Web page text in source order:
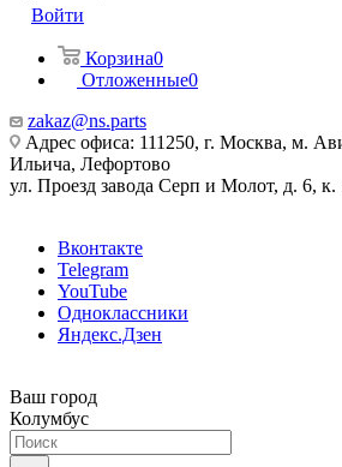
Войти
Корзина0
Отложенные0
zakaz@ns.parts
Адрес офиса: 111250, г. Москва, м.
Ильича, Лефортово
ул. Проезд завода Серп и Молот, д. 6, к.
Вконтакте
Telegram
YouTube
Одноклассники
Яндекс.Дзен
Ваш город
Колумбус